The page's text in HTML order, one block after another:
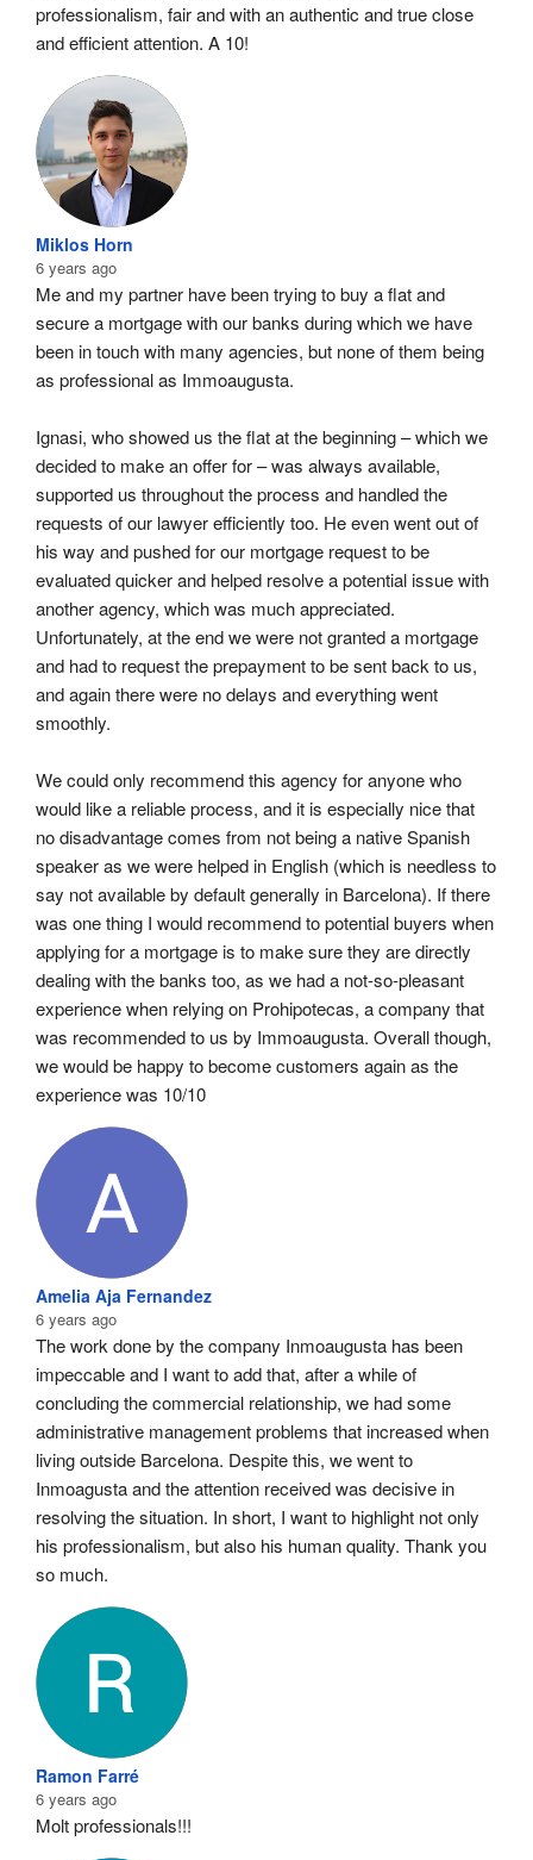
professionalism, fair and with an authentic and true close
and efficient attention. A 10!
Miklos Horn
6 years ago
Me and my partner have been trying to buy a flat and
secure a mortgage with our banks during which we have
been in touch with many agencies, but none of them being
as professional as Immoaugusta.
Ignasi, who showed us the flat at the beginning – which we
decided to make an offer for – was always available,
supported us throughout the process and handled the
requests of our lawyer efficiently too. He even went out of
his way and pushed for our mortgage request to be
evaluated quicker and helped resolve a potential issue with
another agency, which was much appreciated.
Unfortunately, at the end we were not granted a mortgage
and had to request the prepayment to be sent back to us,
and again there were no delays and everything went
smoothly.
We could only recommend this agency for anyone who
would like a reliable process, and it is especially nice that
no disadvantage comes from not being a native Spanish
speaker as we were helped in English (which is needless to
say not available by default generally in Barcelona). If there
was one thing I would recommend to potential buyers when
applying for a mortgage is to make sure they are directly
dealing with the banks too, as we had a not-so-pleasant
experience when relying on Prohipotecas, a company that
was recommended to us by Immoaugusta. Overall though,
we would be happy to become customers again as the
experience was 10/10
Amelia Aja Fernandez
6 years ago
The work done by the company Inmoaugusta has been
impeccable and I want to add that, after a while of
concluding the commercial relationship, we had some
administrative management problems that increased when
living outside Barcelona. Despite this, we went to
Inmoagusta and the attention received was decisive in
resolving the situation. In short, I want to highlight not only
his professionalism, but also his human quality. Thank you
so much.
Ramon Farré
6 years ago
Molt professionals!!!